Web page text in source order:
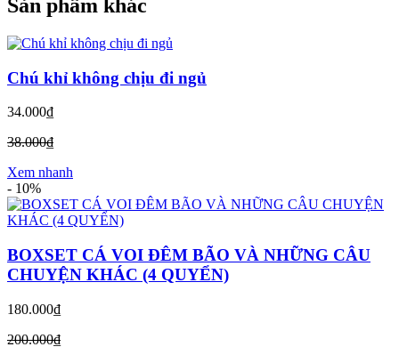
Sản phẩm khác
Chú khỉ không chịu đi ngủ
34.000₫
38.000₫
Xem nhanh
- 10%
BOXSET CÁ VOI ĐÊM BÃO VÀ NHỮNG CÂU
CHUYỆN KHÁC (4 QUYỂN)
180.000₫
200.000₫